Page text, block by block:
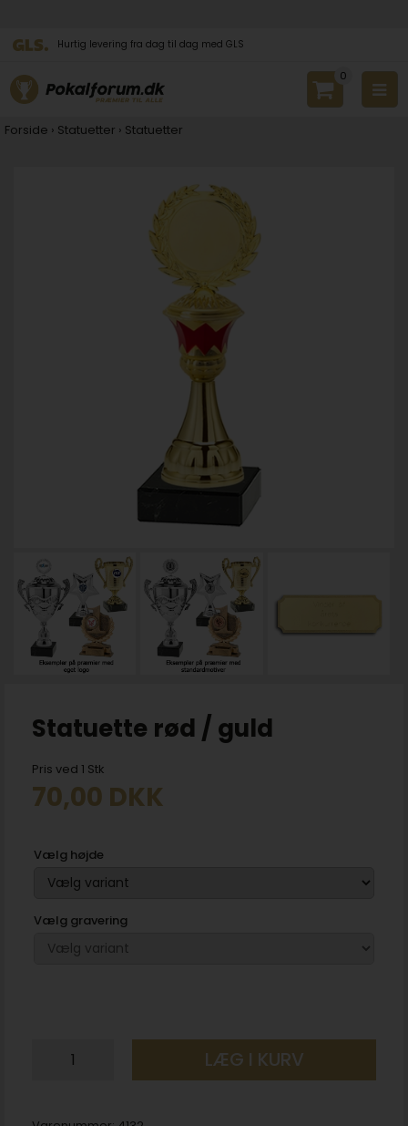
Hurtig levering fra dag til dag med GLS
0
Forside › Statuetter › Statuetter
Statuette rød / guld
Pris ved 1 Stk
70,00 DKK
Vælg højde
Vælg gravering
LÆG I KURV